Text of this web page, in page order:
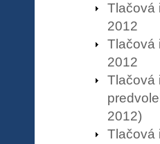
Tlačová
2012
Tlačová
2012
Tlačová
2012)
Tlačová